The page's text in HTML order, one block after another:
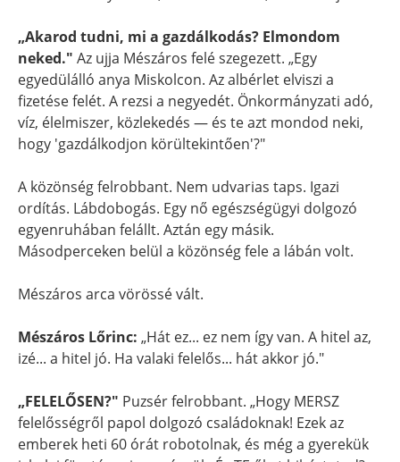
„Akarod tudni, mi a gazdálkodás? Elmondom
neked." Az ujja Mészáros felé szegezett. „Egy
egyedülálló anya Miskolcon. Az albérlet elviszi a
fizetése felét. A rezsi a negyedét. Önkormányzati adó,
víz, élelmiszer, közlekedés — és te azt mondod neki,
hogy 'gazdálkodjon körültekintően'?"
A közönség felrobbant. Nem udvarias taps. Igazi
ordítás. Lábdobogás. Egy nő egészségügyi dolgozó
egyenruhában felállt. Aztán egy másik.
Másodperceken belül a közönség fele a lábán volt.
Mészáros arca vörössé vált.
Mészáros Lőrinc: „Hát ez... ez nem így van. A hitel az,
izé... a hitel jó. Ha valaki felelős... hát akkor jó."
„FELELŐSEN?" Puzsér felrobbant. „Hogy MERSZ
felelősségről papol dolgozó családoknak! Ezek az
emberek heti 60 órát robotolnak, és még a gyerekük